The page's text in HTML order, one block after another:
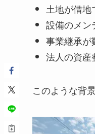
土地が借
設備のメン
事業継承が
法人の資産
このような背景